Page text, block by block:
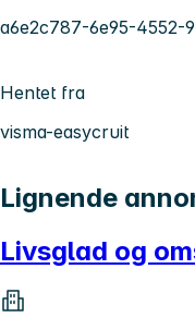
a6e2c787-6e95-4552-
Hentet fra
visma-easycruit
Lignende
Livsglad og